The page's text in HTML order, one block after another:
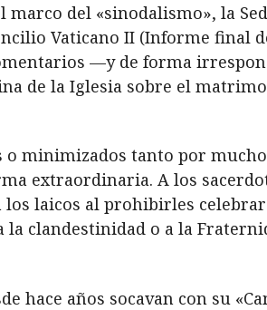
del «sinodalismo», la
Vaticano II (Informe final
—y de forma
de la Iglesia sobre el
minimizados tanto por
extraordinaria. A los
laicos al prohibirles
clandestinidad o a la
hace años socavan con su